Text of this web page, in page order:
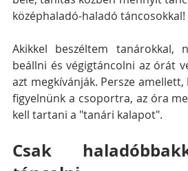
középhaladó-haladó táncosokkal!
Akikkel beszéltem tanárokkal,
beállni és végigtáncolni az órát
azt megkívánják. Persze
figyelnünk a csoportra, az óra
kell tartani a "tanári kalapot".
Csak